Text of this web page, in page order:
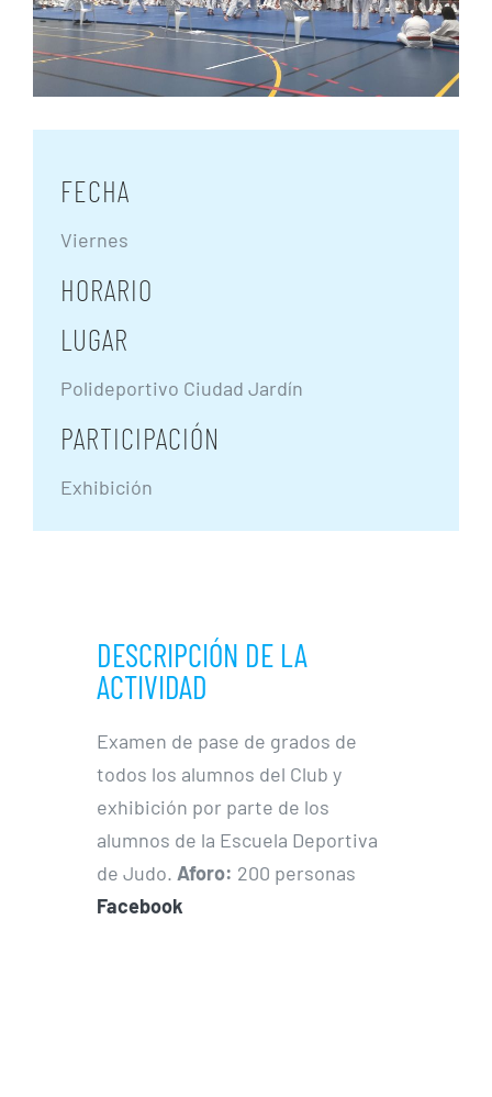
FECHA
Viernes
HORARIO
LUGAR
Polideportivo Ciudad Jardín
PARTICIPACIÓN
Exhibición
DESCRIPCIÓN DE LA
ACTIVIDAD
Examen de pase de grados de
todos los alumnos del Club y
exhibición por parte de los
alumnos de la Escuela Deportiva
de Judo. Aforo: 200 personas
Facebook